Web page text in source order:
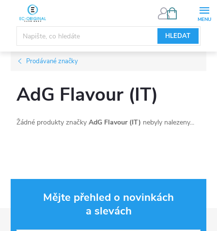
obsah
HLEDAT
NÁKUPNÍ
Prodávané značky
AdG Flavour (IT)
Žádné produkty značkyAdG Flavour (IT) nebyly nalezeny...
Mějte přehled o novinkách
a slevách